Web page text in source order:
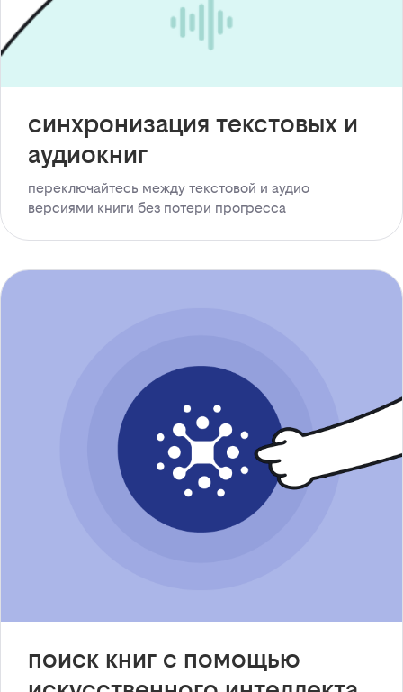
синхронизация текстовых и
аудиокниг
переключайтесь между текстовой и аудио
версиями книги без потери прогресса
поиск книг с помощью